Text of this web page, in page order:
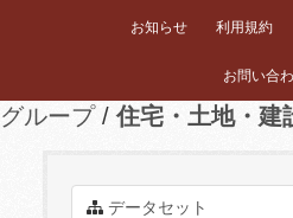
お知らせ 利用規約
お問い合
グループ 住宅・土地・建
データセット